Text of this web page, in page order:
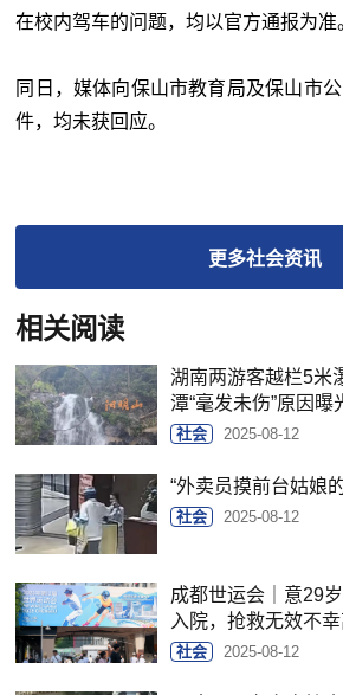
在校内驾车的问题，均以官方通报为准
同日，媒体向保山市教育局及保山市
件，均未获回应。
更多社会资讯
相关阅读
湖南两游客越栏5米
潭“毫发未伤”原因曝
社会 2025-08-12
“外卖员摸前台姑娘
社会 2025-08-12
成都世运会｜意29
入院，抢救无效不
社会 2025-08-12